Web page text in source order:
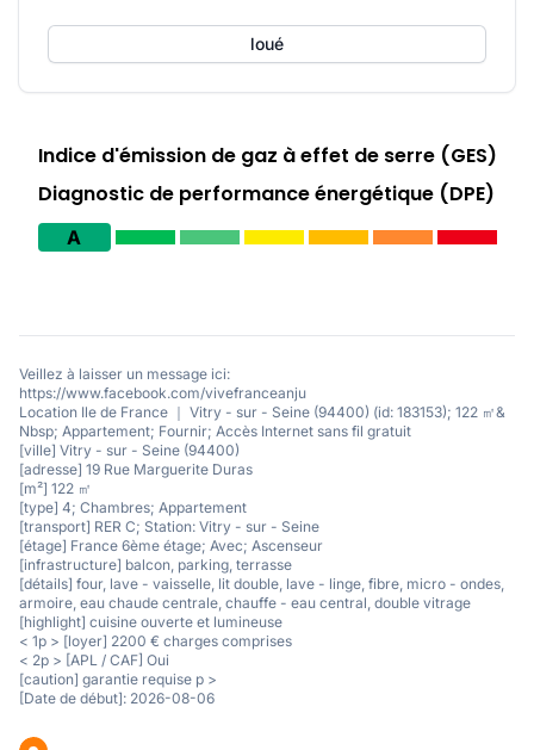
loué
Indice d'émission de gaz à effet de serre (GES)
Diagnostic de performance énergétique (DPE)
A
Veillez à laisser un message ici:
https://www.facebook.com/vivefranceanju
Location Ile de France ｜ Vitry - sur - Seine (94400) (id: 183153); 122 ㎡&
Nbsp; Appartement; Fournir; Accès Internet sans fil gratuit
[ville] Vitry - sur - Seine (94400)
[adresse] 19 Rue Marguerite Duras
[m²] 122 ㎡
[type] 4; Chambres; Appartement
[transport] RER C; Station: Vitry - sur - Seine
[étage] France 6ème étage; Avec; Ascenseur
[infrastructure] balcon, parking, terrasse
[détails] four, lave - vaisselle, lit double, lave - linge, fibre, micro - ondes,
armoire, eau chaude centrale, chauffe - eau central, double vitrage
[highlight] cuisine ouverte et lumineuse
< 1p > [loyer] 2200 € charges comprises
< 2p > [APL / CAF] Oui
[caution] garantie requise p >
[Date de début]: 2026-08-06